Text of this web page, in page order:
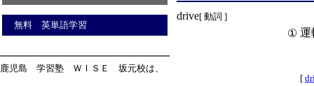
無料 英単語学習
鹿児島 学習塾 ＷＩＳＥ 坂元校は、
drive[ 動詞 ]
① 運
[